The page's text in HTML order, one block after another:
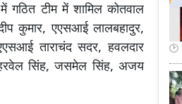
गठित टीम में शामिल कोतवाल
कुमार, एएसआई लालबहादुर,
ताराचंद सदर, हवलदार
हरवेल सिंह, जसमेल सिंह, अजय